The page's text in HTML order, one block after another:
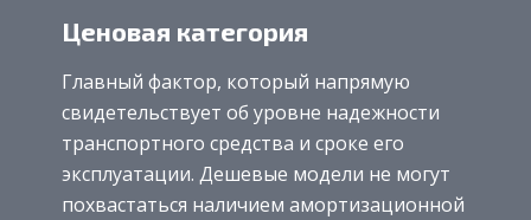
Ценовая категория
Главный фактор, который напрямую
свидетельствует об уровне надежности
транспортного средства и сроке его
эксплуатации. Дешевые модели не могут
похвастаться наличием амортизационной